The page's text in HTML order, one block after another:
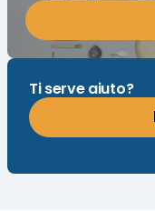
Ti serve aiuto?